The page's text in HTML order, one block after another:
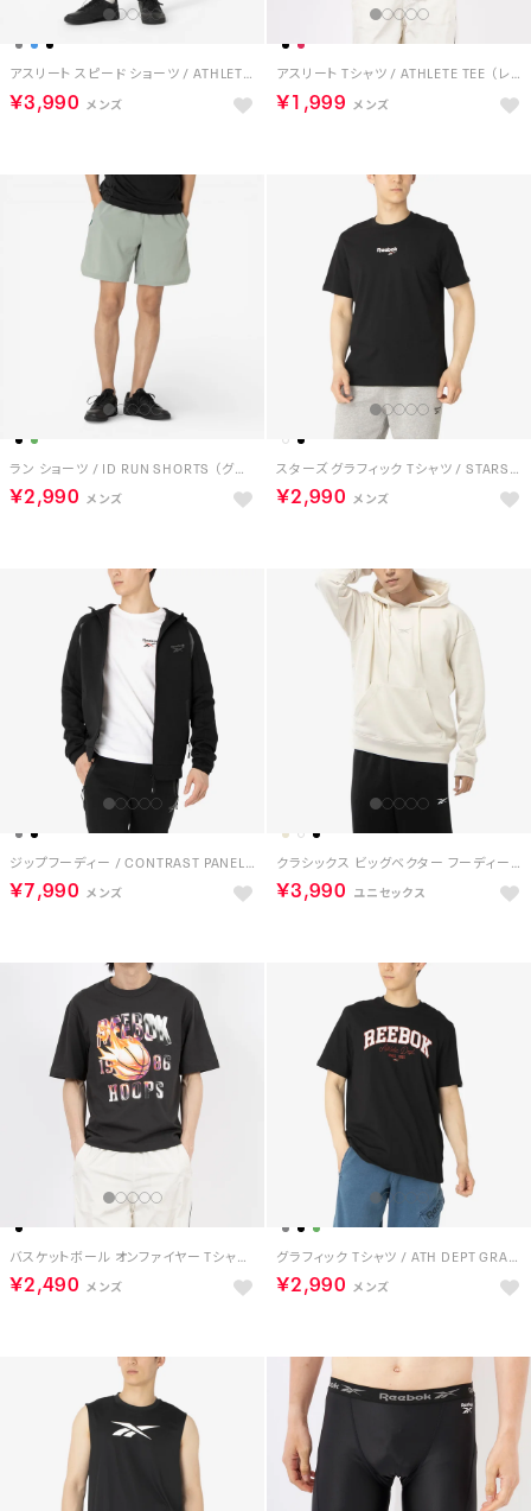
アスリート スピード ショーツ / ATHLETE SPEED SHORT （ブルー）
￥3,990
アスリート Tシャツ / ATHLETE TEE （レッド）
￥1,999
ラン ショーツ / ID RUN SHORTS （グリーン）
￥2,990
スターズ グラフィック Tシャツ / STARS GRAPHIC TEE （ブラック）
￥2,990
ジップフーディー / CONTRAST PANEL ZIP HOODY （ブラック）
￥7,990
クラシックス ビッグベクター フーディー / Classics Vector Hoodie （ホワイト）
￥3,990
バスケットボール オンファイヤー Tシャツ / GS BASKETBALL ON FIRE TEE （ブラック）
￥2,490
グラフィック Tシャツ / ATH DEPT GRAPHIC TEE （ブラック）
￥2,990